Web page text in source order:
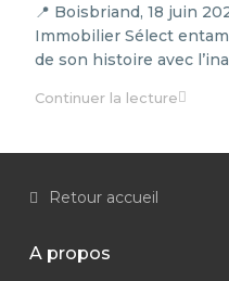
📍 Boisbriand, 18 juin
Immobilier Sélect
de son histoire avec
Continuer la lecture
Retour accueil
A propos